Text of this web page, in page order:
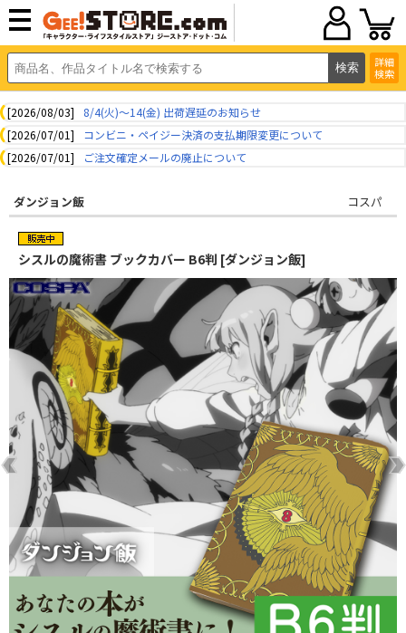
詳細
検索
[2026/08/03]
8/4(火)～14(金) 出荷遅延のお知らせ
[2026/07/01]
コンビニ・ペイジー決済の支払期限変更について
[2026/07/01]
ご注文確定メールの廃止について
ダンジョン飯 コスパ
シスルの魔術書 ブックカバー B6判 [ダンジョン飯]